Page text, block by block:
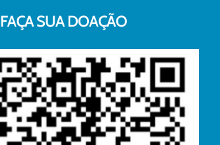
FAÇA SUA DOAÇÃO